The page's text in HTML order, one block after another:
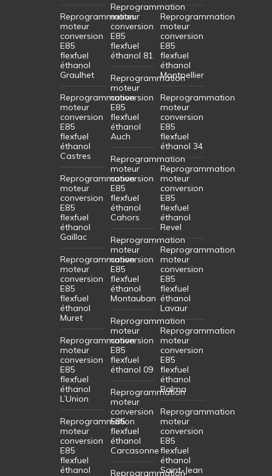
Reprogrammation
moteur
conversion
E85
flexfuel
éthanol
Graulhet
Reprogrammation
moteur
conversion
E85
flexfuel
éthanol
Castres
Reprogrammation
moteur
conversion
E85
flexfuel
éthanol
Gaillac
Reprogrammation
moteur
conversion
E85
flexfuel
éthanol
Muret
Reprogrammation
moteur
conversion
E85
flexfuel
éthanol
L’Union
Reprogrammation
moteur
conversion
E85
flexfuel
éthanol
Reprogrammation
moteur
conversion
E85
flexfuel
éthanol 81
Reprogrammation
moteur
conversion
E85
flexfuel
éthanol
Auch
Reprogrammation
moteur
conversion
E85
flexfuel
éthanol
Cahors
Reprogrammation
moteur
conversion
E85
flexfuel
éthanol
Montauban
Reprogrammation
moteur
conversion
E85
flexfuel
éthanol 09
Reprogrammation
moteur
conversion
E85
flexfuel
éthanol
Carcasonne
Reprogrammation
Reprogrammation
moteur
conversion
E85
flexfuel
éthanol
Montpellier
Reprogrammation
moteur
conversion
E85
flexfuel
éthanol 34
Reprogrammation
moteur
conversion
E85
flexfuel
éthanol
Revel
Reprogrammation
moteur
conversion
E85
flexfuel
éthanol
Lavaur
Reprogrammation
moteur
conversion
E85
flexfuel
éthanol
Balma
Reprogrammation
moteur
conversion
E85
flexfuel
éthanol
Saint-Jean